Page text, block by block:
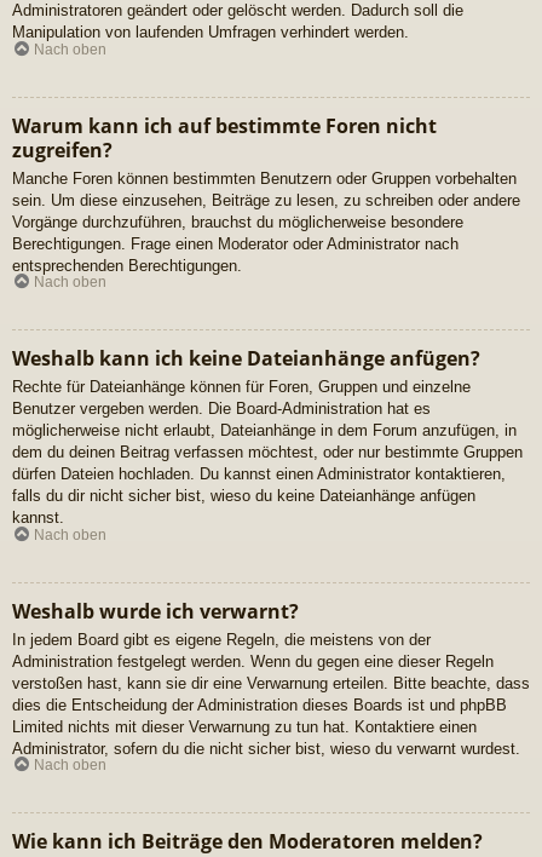
Administratoren geändert oder gelöscht werden. Dadurch soll die
Manipulation von laufenden Umfragen verhindert werden.
Nach oben
Warum kann ich auf bestimmte Foren nicht
zugreifen?
Manche Foren können bestimmten Benutzern oder Gruppen vorbehalten
sein. Um diese einzusehen, Beiträge zu lesen, zu schreiben oder andere
Vorgänge durchzuführen, brauchst du möglicherweise besondere
Berechtigungen. Frage einen Moderator oder Administrator nach
entsprechenden Berechtigungen.
Nach oben
Weshalb kann ich keine Dateianhänge anfügen?
Rechte für Dateianhänge können für Foren, Gruppen und einzelne
Benutzer vergeben werden. Die Board-Administration hat es
möglicherweise nicht erlaubt, Dateianhänge in dem Forum anzufügen, in
dem du deinen Beitrag verfassen möchtest, oder nur bestimmte Gruppen
dürfen Dateien hochladen. Du kannst einen Administrator kontaktieren,
falls du dir nicht sicher bist, wieso du keine Dateianhänge anfügen
kannst.
Nach oben
Weshalb wurde ich verwarnt?
In jedem Board gibt es eigene Regeln, die meistens von der
Administration festgelegt werden. Wenn du gegen eine dieser Regeln
verstoßen hast, kann sie dir eine Verwarnung erteilen. Bitte beachte, dass
dies die Entscheidung der Administration dieses Boards ist und phpBB
Limited nichts mit dieser Verwarnung zu tun hat. Kontaktiere einen
Administrator, sofern du die nicht sicher bist, wieso du verwarnt wurdest.
Nach oben
Wie kann ich Beiträge den Moderatoren melden?